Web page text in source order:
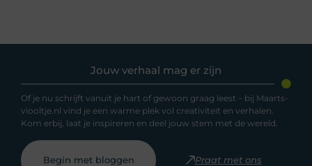
Jouw verhaal mag er zijn
Of je nu schrijft vanuit je hart of gewoon graag leest – bij Maarts-
viooltje.nl vind je een warme plek vol creativiteit en verhalen.
Kom erbij, laat je inspireren en deel jouw stem met de wereld.
Begin met bloggen Praat met ons